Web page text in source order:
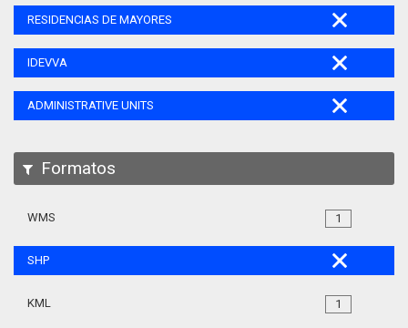
RESIDENCIAS DE MAYORES
IDEVVA
ADMINISTRATIVE UNITS
Formatos
1
WMS
SHP
1
KML